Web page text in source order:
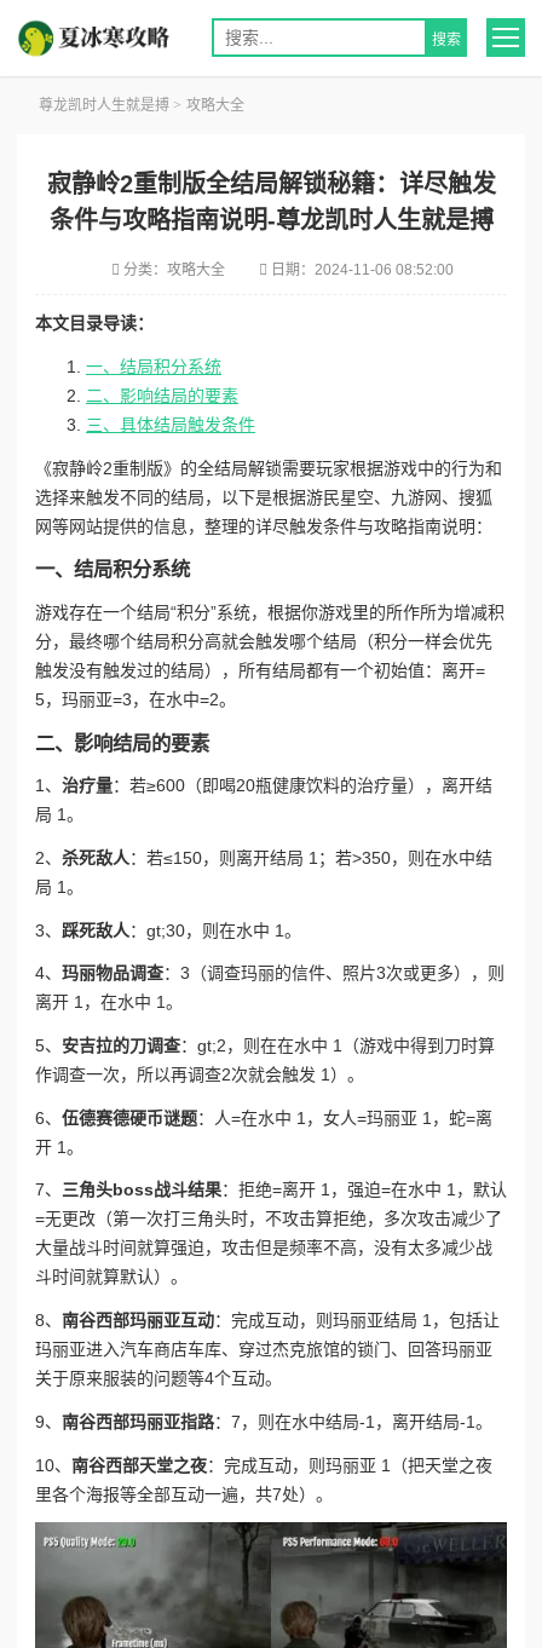
尊龙凯时人生就是搏 > 攻略大全
寂静岭2重制版全结局解锁秘籍：详尽触发
条件与攻略指南说明-尊龙凯时人生就是搏
分类： 攻略大全 日期： 2024-11-06 08:52:00
本文目录导读：
一、结局积分系统
二、影响结局的要素
三、具体结局触发条件
《寂静岭2重制版》的全结局解锁需要玩家根据游戏中的行为和
选择来触发不同的结局，以下是根据游民星空、九游网、搜狐
网等网站提供的信息，整理的详尽触发条件与攻略指南说明：
一、结局积分系统
游戏存在一个结局“积分”系统，根据你游戏里的所作所为增减积
分，最终哪个结局积分高就会触发哪个结局（积分一样会优先
触发没有触发过的结局），所有结局都有一个初始值：离开=
5，玛丽亚=3，在水中=2。
二、影响结局的要素
1、 治疗量：若≥600（即喝20瓶健康饮料的治疗量），离开结
局 1。
2、 杀死敌人：若≤150，则离开结局 1；若>350，则在水中结
局 1。
3、 踩死敌人：gt;30，则在水中 1。
4、 玛丽物品调查：3（调查玛丽的信件、照片3次或更多），则
离开 1，在水中 1。
5、 安吉拉的刀调查：gt;2，则在在水中 1（游戏中得到刀时算
作调查一次，所以再调查2次就会触发 1）。
6、 伍德赛德硬币谜题：人=在水中 1，女人=玛丽亚 1，蛇=离
开 1。
7、 三角头boss战斗结果：拒绝=离开 1，强迫=在水中 1，默认
=无更改（第一次打三角头时，不攻击算拒绝，多次攻击减少了
大量战斗时间就算强迫，攻击但是频率不高，没有太多减少战
斗时间就算默认）。
8、 南谷西部玛丽亚互动：完成互动，则玛丽亚结局 1，包括让
玛丽亚进入汽车商店车库、穿过杰克旅馆的锁门、回答玛丽亚
关于原来服装的问题等4个互动。
9、 南谷西部玛丽亚指路：7，则在水中结局-1，离开结局-1。
10、 南谷西部天堂之夜：完成互动，则玛丽亚 1（把天堂之夜
里各个海报等全部互动一遍，共7处）。